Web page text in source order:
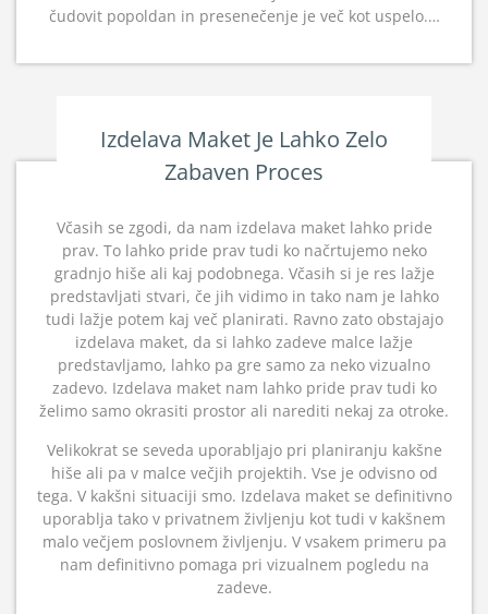
čudovit popoldan in presenečenje je več kot uspelo.…
Izdelava Maket Je Lahko Zelo
Zabaven Proces
Včasih se zgodi, da nam izdelava maket lahko pride
prav. To lahko pride prav tudi ko načrtujemo neko
gradnjo hiše ali kaj podobnega. Včasih si je res lažje
predstavljati stvari, če jih vidimo in tako nam je lahko
tudi lažje potem kaj več planirati. Ravno zato obstajajo
izdelava maket, da si lahko zadeve malce lažje
predstavljamo, lahko pa gre samo za neko vizualno
zadevo. Izdelava maket nam lahko pride prav tudi ko
želimo samo okrasiti prostor ali narediti nekaj za otroke.
Velikokrat se seveda uporabljajo pri planiranju kakšne
hiše ali pa v malce večjih projektih. Vse je odvisno od
tega. V kakšni situaciji smo. Izdelava maket se definitivno
uporablja tako v privatnem življenju kot tudi v kakšnem
malo večjem poslovnem življenju. V vsakem primeru pa
nam definitivno pomaga pri vizualnem pogledu na
zadeve.